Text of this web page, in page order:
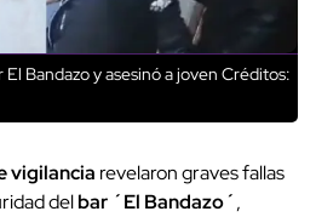
Bandazo y asesinó a joven Créditos:
vigilancia revelaron graves fallas
delbar ´El Bandazo´,